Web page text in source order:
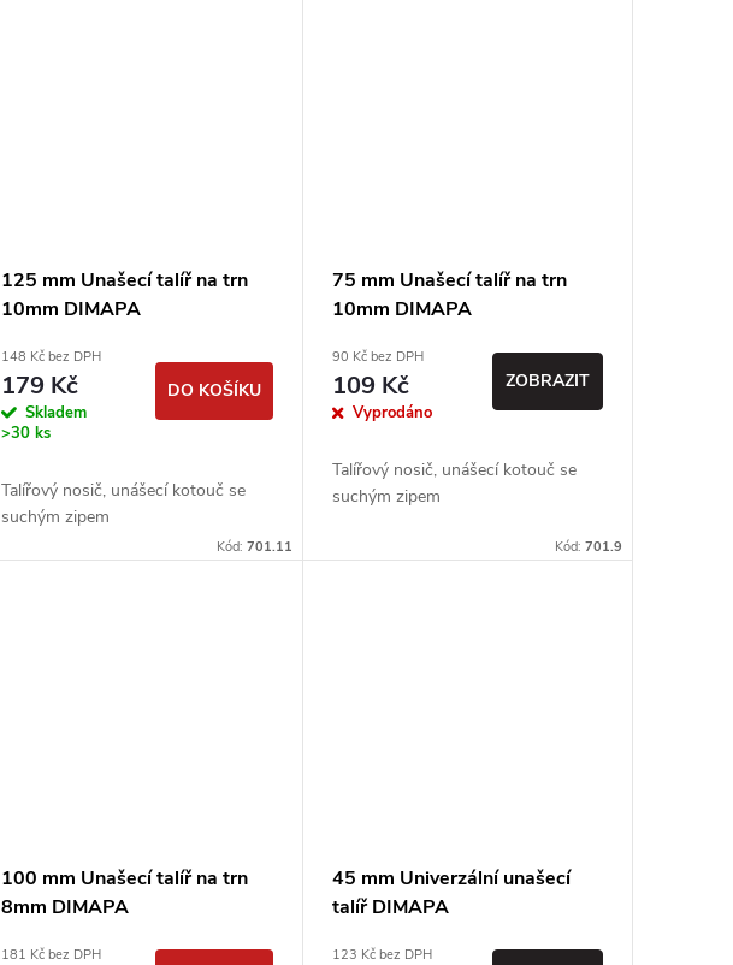
125 mm Unašecí talíř na trn
10mm DIMAPA
148 Kč bez DPH
179 Kč
Skladem
>30 ks
DO KOŠÍKU
Talířový nosič, unášecí kotouč se
suchým zipem
Kód: 701.11
75 mm Unašecí talíř na trn
10mm DIMAPA
90 Kč bez DPH
109 Kč
Vyprodáno
ZOBRAZIT
Talířový nosič, unášecí kotouč se
suchým zipem
Kód: 701.9
100 mm Unašecí talíř na trn
8mm DIMAPA
181 Kč bez DPH
45 mm Univerzální unašecí
talíř DIMAPA
123 Kč bez DPH